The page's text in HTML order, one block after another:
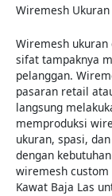
Wiremesh Ukuran
Wiremesh
sifat tampaknya
pelanggan.
pasaran retail
langsung
memproduksi
ukuran, spasi,
dengan
wiremesh custom
Kawat Baja Las